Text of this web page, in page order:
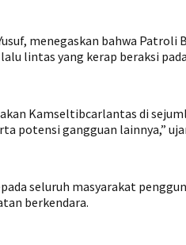
menegaskan bahwa
lintas yang kerap beraksi
Kamseltibcarlantas di
potensi gangguan lainnya,” ujar
seluruh masyarakat
berkendara.